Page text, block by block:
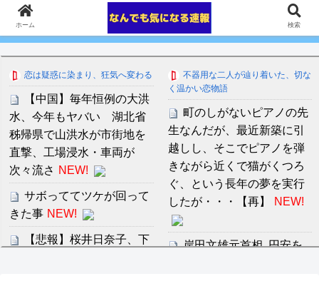
恋は疑惑に染まり、狂気へ変わる
【中国】毎年恒例の大洪
水、今年もヤバい 湖北省
秭帰県で山洪水が市街地を
直撃、工場浸水・車両が
次々流さ NEW!
サボっててツケが回って
きた事 NEW!
【悲報】桜井日奈子、下
不器用な二人が辿り着いた、切な
く温かい恋物語
町のしがないピアノの先
生なんだが、最近新築に引
越しし、そこでピアノを弾
きながら近くで猫がくつろ
ぐ、という長年の夢を実行
したが・・・【再】
NEW!
岸田文雄元首相､円安を
ホーム 検索